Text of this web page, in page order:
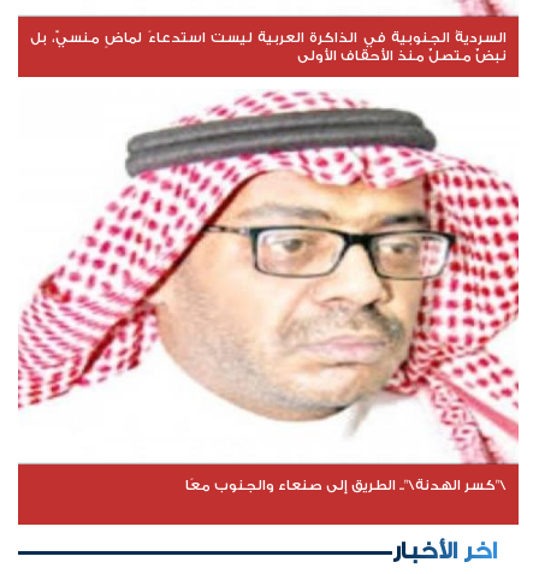
السرديةُ الجنوبية في الذاكرة العربية ليست استدعاءً لماضٍ منسيّ، بل
نبضٌ متصلٌ منذ الأحقاف الأولى
\"كسر الهدنة\".. الطريق إلى صنعاء والجنوب معًا
اخر الأخبار